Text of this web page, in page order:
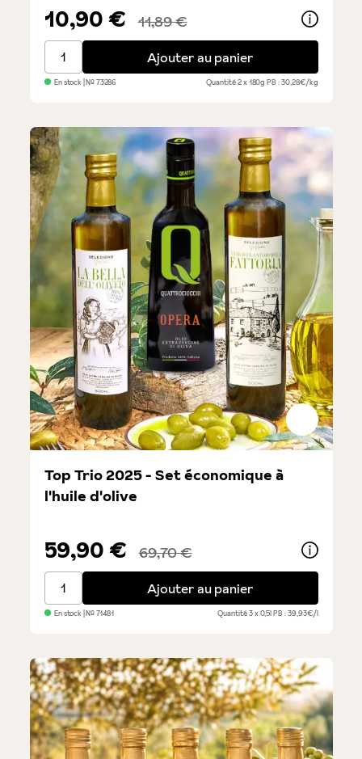
Note moyenne de 5 sur 5 étoiles
10,90 € 11,89 €
Olives Taggiasca - lot de 2 bocaux différents
Ajouter au panier
En stock | №73286 Quantité2 x 180gPB : 30,28€/kg
Top Trio 2025 - Set économique à
l'huile d'olive
59,90 € 69,70 €
Top Trio 2025 - Set économique à l'huile d'olive
Ajouter au panier
En stock | №71481 Quantité3 x 0,5lPB : 39,93€/l